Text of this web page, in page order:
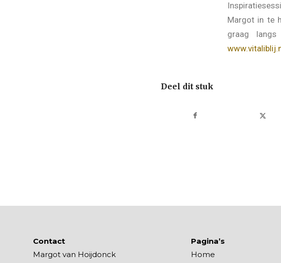
Margot in te
graag
Deel dit stuk
Contact
Margot van Hoijdonck
Pagina’s
Home